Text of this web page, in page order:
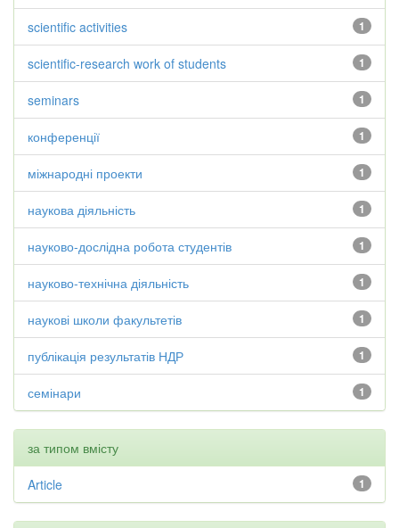
1
scientific activities
1
scientific-research work of students
1
seminars
1
конференції
1
міжнародні проекти
1
наукова діяльність
1
науково-дослідна робота студентів
1
науково-технічна діяльність
1
наукові школи факультетів
1
публікація результатів НДР
1
семінари
за типом вмісту
1
Article